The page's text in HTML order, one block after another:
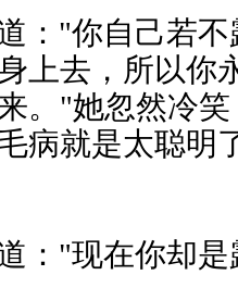
："你自己若不
上去，所以你
。"她忽然冷
病就是太聪明
："现在你却是